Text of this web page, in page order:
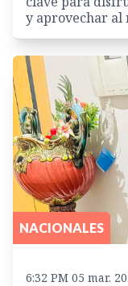
y aprovechar al
NACIONALES
6:32 PM 05 mar.